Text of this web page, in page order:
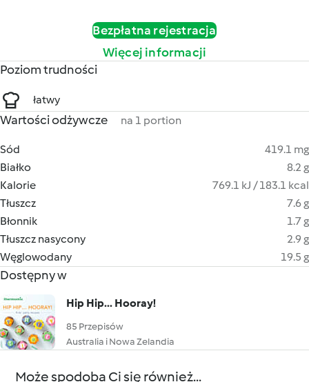
Bezpłatna rejestracja
Więcej informacji
Poziom trudności
łatwy
Wartości odżywcze na 1 portion
Sód
419.1 mg
Białko
8.2 g
Kalorie
769.1 kJ / 183.1 kcal
Tłuszcz
7.6 g
Błonnik
1.7 g
Tłuszcz nasycony
2.9 g
Węglowodany
19.5 g
Dostępny w
Hip Hip... Hooray!
85 Przepisów
Australia i Nowa Zelandia
Może spodoba Ci się również...